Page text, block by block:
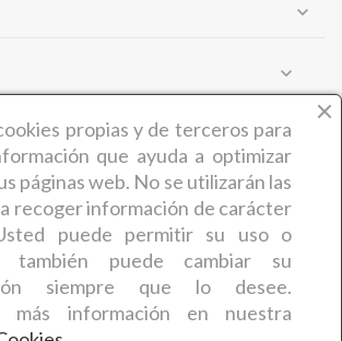
expand_more
expand_more
expand_more
¿QUIÉNES SOMOS?
(Benedicta Camaron de Castro) es
que desde hace más de 30 años
artículos y productos relacionados
y la peluquería. En concreto, la empresa
en el año 1995. El trabajo exhaustivo
propias y de terceros para
que ayuda a optimizar
páginas web. No se utilizarán las
recoger información de carácter
puede permitir su uso o
también puede cambiar su
siempre que lo desee.
más información en nuestra